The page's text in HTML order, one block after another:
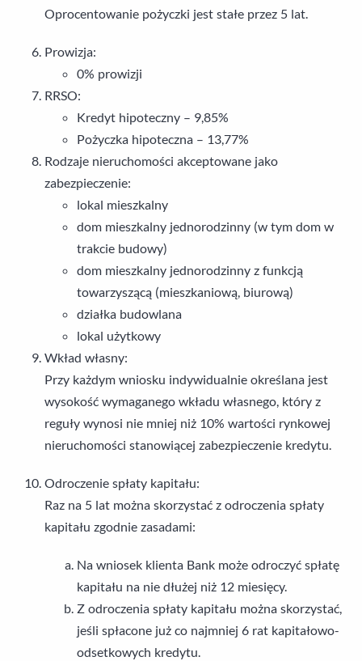
Oprocentowanie pożyczki jest stałe przez 5 lat.
Prowizja:
0% prowizji
RRSO:
Kredyt hipoteczny – 9,85%
Pożyczka hipoteczna – 13,77%
Rodzaje nieruchomości akceptowane jako
zabezpieczenie:
lokal mieszkalny
dom mieszkalny jednorodzinny (w tym dom w
trakcie budowy)
dom mieszkalny jednorodzinny z funkcją
towarzyszącą (mieszkaniową, biurową)
działka budowlana
lokal użytkowy
Wkład własny:
Przy każdym wniosku indywidualnie określana jest
wysokość wymaganego wkładu własnego, który z
reguły wynosi nie mniej niż 10% wartości rynkowej
nieruchomości stanowiącej zabezpieczenie kredytu.
Odroczenie spłaty kapitału:
Raz na 5 lat można skorzystać z odroczenia spłaty
kapitału zgodnie zasadami:
Na wniosek klienta Bank może odroczyć spłatę
kapitału na nie dłużej niż 12 miesięcy.
Z odroczenia spłaty kapitału można skorzystać,
jeśli spłacone już co najmniej 6 rat kapitałowo-
odsetkowych kredytu.